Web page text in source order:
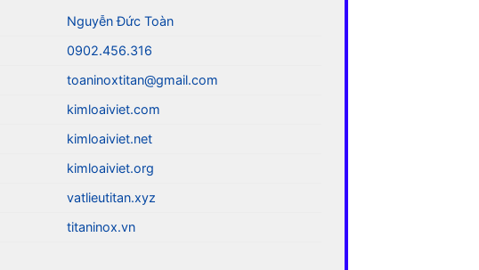
Nguyễn Đức Toàn
0902.456.316
toaninoxtitan@gmail.com
kimloaiviet.com
kimloaiviet.net
kimloaiviet.org
vatlieutitan.xyz
titaninox.vn